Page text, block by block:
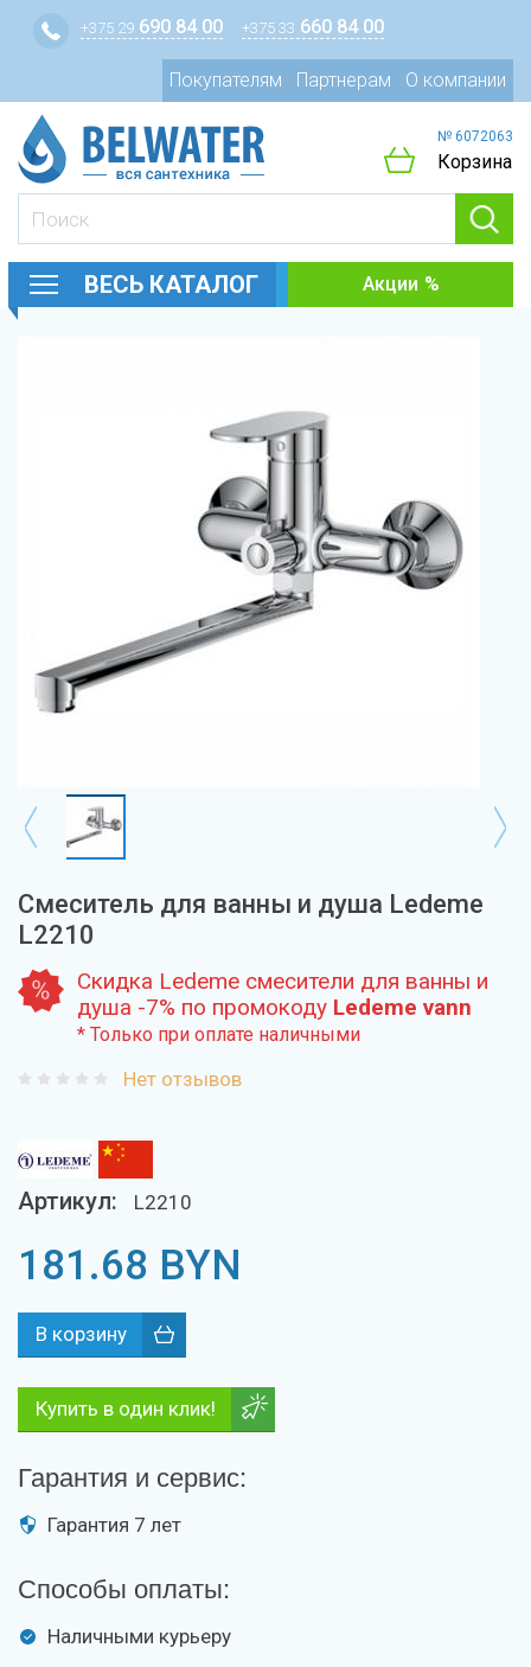
+375 29 690 84 00 +375 33 660 84 00
Покупателям Партнерам О компании
№ 6072063
Корзина
ВЕСЬ КАТАЛОГ Акции
Смеситель для ванны и душа Ledeme
L2210
Скидка Ledeme смесители для ванны и
душа -7% по промокоду Ledeme vann
* Только при оплате наличными
Нет отзывов
Артикул: L2210
181.68 BYN
Купить в один клик!
Гарантия и сервис:
Гарантия 7 лет
Способы оплаты:
Наличными курьеру